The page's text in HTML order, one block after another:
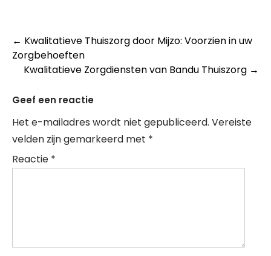
Post
navigation
← Kwalitatieve Thuiszorg door Mijzo: Voorzien in uw
Zorgbehoeften
Kwalitatieve Zorgdiensten van Bandu Thuiszorg →
Geef een reactie
Het e-mailadres wordt niet gepubliceerd. Vereiste
velden zijn gemarkeerd met *
Reactie *